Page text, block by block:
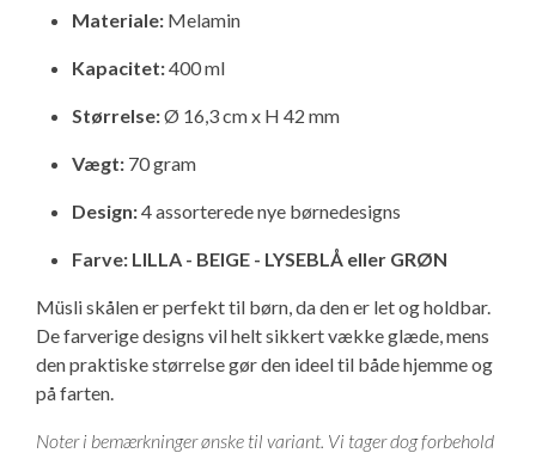
Isabella Opstillingsvejledninger
Persondata
GPDR - KG Camping Kundeklub
Materiale: Melamin
Kapacitet:400 ml
Størrelse:Ø 16,3 cm x H 42 mm
Vægt: 70 gram
Design:4 assorterede nye børnedesigns
Farve: LILLA - BEIGE - LYSEBLÅ eller GRØN
Müsli skålen er perfekt til børn, da den er let og holdbar.
De farverige designs vil helt sikkert vække glæde, mens
den praktiske størrelse gør den ideel til både hjemme og
på farten.
Noter i bemærkninger ønske til variant. Vi tager dog forbehold